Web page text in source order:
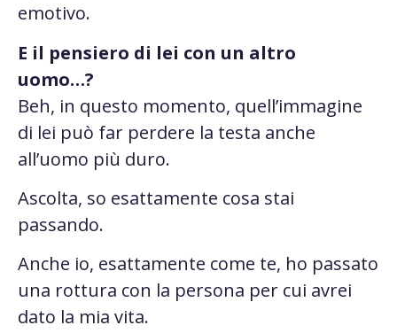
emotivo.
E il pensiero di lei con un altro
uomo…?
Beh, in questo momento, quell’immagine
di lei può far perdere la testa anche
all’uomo più duro.
Ascolta, so esattamente cosa stai
passando.
Anche io, esattamente come te, ho passato
una rottura con la persona per cui avrei
dato la mia vita.